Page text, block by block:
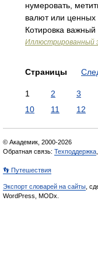
нумеровать,
валют или ценных
Котировка
Иллюстрированный
Страницы
1 2 3
10
11 12
© Академик, 2000-2026
Обратная связь: Техподдержка
👣 Путешествия
Экспорт словарей на сайты ,
WordPress, MODx.